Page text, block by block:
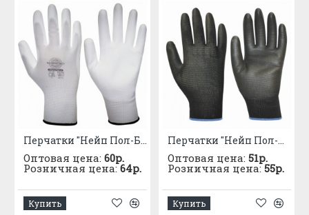
Перчатки "Нейп Пол-Б" (нейлон с полиуретаном)
Оптовая цена: 60р.
Розничная цена:64р.
Купить
Перчатки "Нейп Пол-Ч" (нейлон с полиуретаном)
Оптовая цена: 51р.
Розничная цена:55р.
Купить